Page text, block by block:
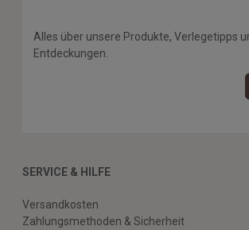
Alles über unsere Produkte, Verlegetipps
Entdeckungen.
SERVICE & HILFE
Versandkosten
Zahlungsmethoden & Sicherheit